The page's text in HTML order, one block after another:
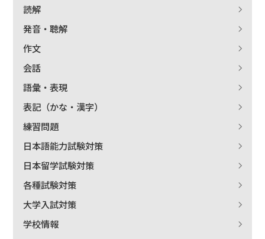
読解
発音・聴解
作文
会話
語彙・表現
表記（かな・漢字）
練習問題
日本語能力試験対策
日本留学試験対策
各種試験対策
大学入試対策
学校情報